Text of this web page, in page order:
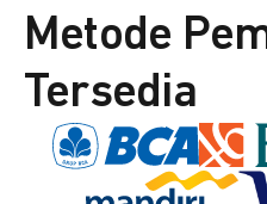
Metode
Tersedia